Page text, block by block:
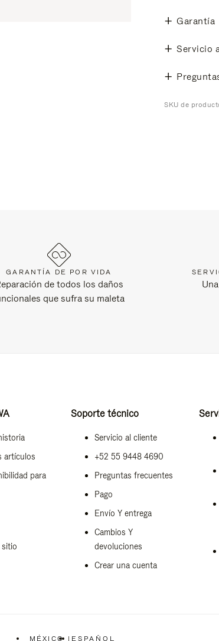
Garantía
Servicio
SKU de
GARANTÍA DE POR VIDA
de todos los daños
que sufra su maleta
artículos
para
sitio
Soporte técnico
Servicio al cliente
+52 55 9448 4690
Preguntas frecuentes
Pago
Envío Y entrega
Cambios Y
devoluciones
Crear una cuenta
MÉXICO | ESPAÑOL